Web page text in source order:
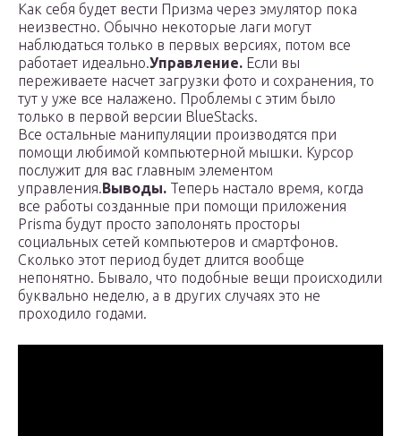
Как себя будет вести Призма через эмулятор пока
неизвестно. Обычно некоторые лаги могут
наблюдаться только в первых версиях, потом все
работает идеально.Управление. Если вы
переживаете насчет загрузки фото и сохранения, то
тут у уже все налажено. Проблемы с этим было
только в первой версии BlueStacks.
Все остальные манипуляции производятся при
помощи любимой компьютерной мышки. Курсор
послужит для вас главным элементом
управления.Выводы. Теперь настало время, когда
все работы созданные при помощи приложения
Prisma будут просто заполонять просторы
социальных сетей компьютеров и смартфонов.
Сколько этот период будет длится вообще
непонятно. Бывало, что подобные вещи происходили
буквально неделю, а в других случаях это не
проходило годами.